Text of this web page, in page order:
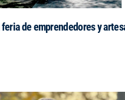
de emprendedores y